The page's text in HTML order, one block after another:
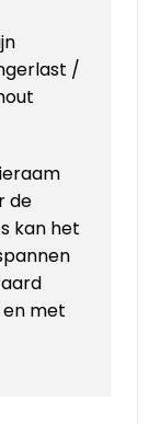
/
de
kan het
met